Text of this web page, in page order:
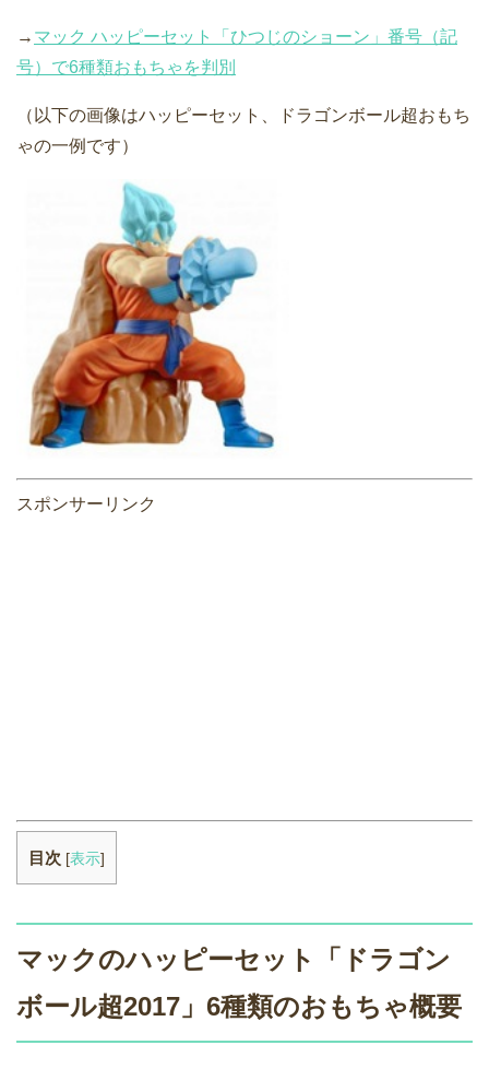
→ マック ハッピーセット「ひつじのショーン」番号（記
号）で6種類おもちゃを判別
（以下の画像はハッピーセット、ドラゴンボール超おもち
ゃの一例です）
スポンサーリンク
目次 [表示]
マックのハッピーセット「ドラゴン
ボール超2017」6種類のおもちゃ概要